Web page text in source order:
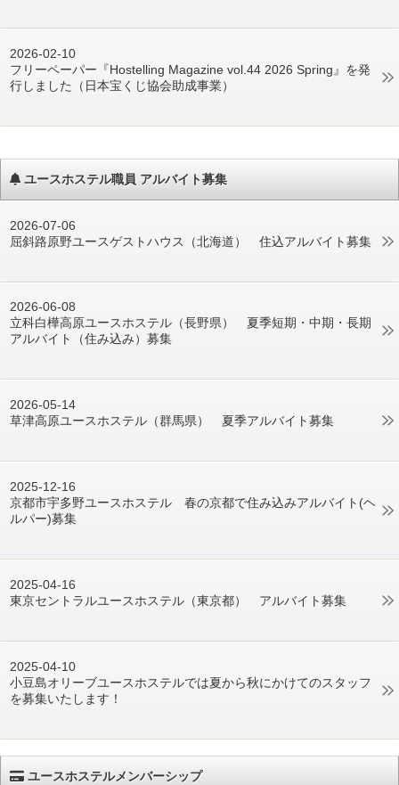
2026-02-10
フリーペーパー『Hostelling Magazine vol.44 2026 Spring』を発
行しました（日本宝くじ協会助成事業）
ユースホステル職員 アルバイト募集
2026-07-06
屈斜路原野ユースゲストハウス（北海道） 住込アルバイト募集
2026-06-08
立科白樺高原ユースホステル（長野県） 夏季短期・中期・長期
アルバイト（住み込み）募集
2026-05-14
草津高原ユースホステル（群馬県） 夏季アルバイト募集
2025-12-16
京都市宇多野ユースホステル 春の京都で住み込みアルバイト(ヘ
ルパー)募集
2025-04-16
東京セントラルユースホステル（東京都） アルバイト募集
2025-04-10
小豆島オリーブユースホステルでは夏から秋にかけてのスタッフ
を募集いたします！
ユースホステルメンバーシップ